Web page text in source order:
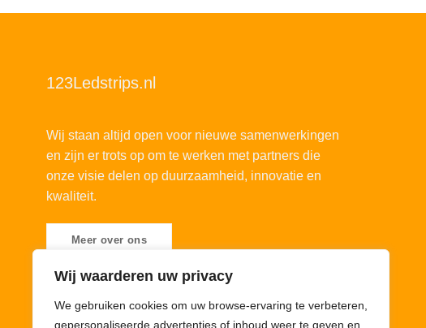
Wij waarderen uw privacy
We gebruiken cookies om uw browse-ervaring te verbeteren,
gepersonaliseerde advertenties of inhoud weer te geven en
123Ledstrips.nl
Wij staan altijd open voor nieuwe samenwerkingen
en zijn er trots op om te werken met partners die
onze visie delen op duurzaamheid, innovatie en
kwaliteit.
Meer over ons